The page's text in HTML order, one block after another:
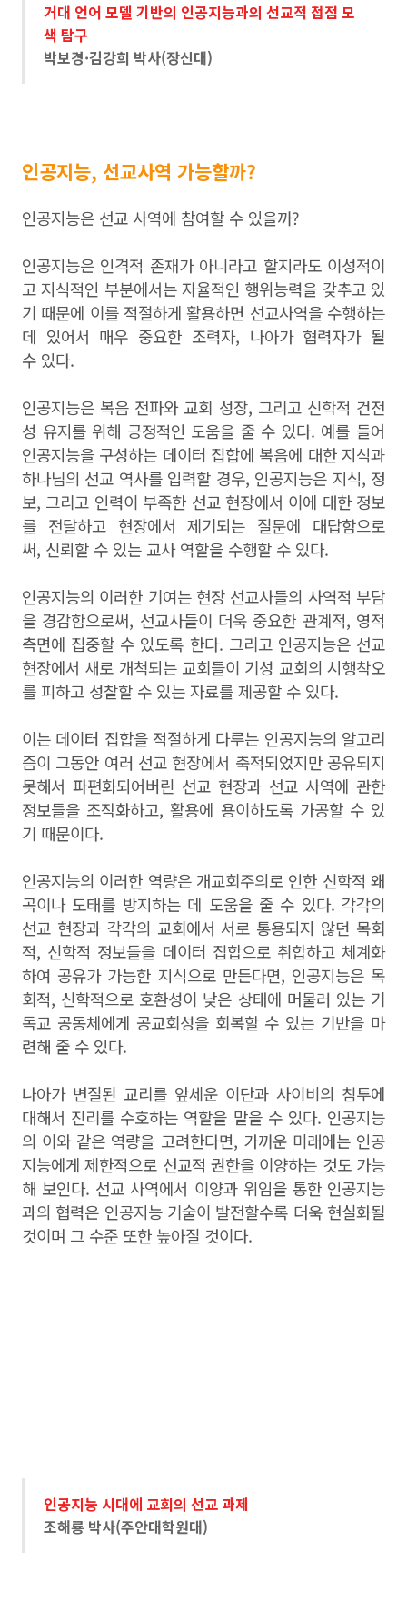
거대 언어 모델 기반의 인공지능과의 선교적 접점 모
색 탐구
박보경·김강희 박사(장신대)
인공지능, 선교사역 가능할까?
인공지능은 선교 사역에 참여할 수 있을까?
인공지능은 인격적 존재가 아니라고 할지라도 이성적이
고 지식적인 부분에서는 자율적인 행위능력을 갖추고 있
기 때문에 이를 적절하게 활용하면 선교사역을 수행하는
데 있어서 매우 중요한 조력자, 나아가 협력자가 될
수 있다.
인공지능은 복음 전파와 교회 성장, 그리고 신학적 건전
성 유지를 위해 긍정적인 도움을 줄 수 있다. 예를 들어
인공지능을 구성하는 데이터 집합에 복음에 대한 지식과
하나님의 선교 역사를 입력할 경우, 인공지능은 지식, 정
보, 그리고 인력이 부족한 선교 현장에서 이에 대한 정보
를 전달하고 현장에서 제기되는 질문에 대답함으로
써, 신뢰할 수 있는 교사 역할을 수행할 수 있다.
인공지능의 이러한 기여는 현장 선교사들의 사역적 부담
을 경감함으로써, 선교사들이 더욱 중요한 관계적, 영적
측면에 집중할 수 있도록 한다. 그리고 인공지능은 선교
현장에서 새로 개척되는 교회들이 기성 교회의 시행착오
를 피하고 성찰할 수 있는 자료를 제공할 수 있다.
이는 데이터 집합을 적절하게 다루는 인공지능의 알고리
즘이 그동안 여러 선교 현장에서 축적되었지만 공유되지
못해서 파편화되어버린 선교 현장과 선교 사역에 관한
정보들을 조직화하고, 활용에 용이하도록 가공할 수 있
기 때문이다.
인공지능의 이러한 역량은 개교회주의로 인한 신학적 왜
곡이나 도태를 방지하는 데 도움을 줄 수 있다. 각각의
선교 현장과 각각의 교회에서 서로 통용되지 않던 목회
적, 신학적 정보들을 데이터 집합으로 취합하고 체계화
하여 공유가 가능한 지식으로 만든다면, 인공지능은 목
회적, 신학적으로 호환성이 낮은 상태에 머물러 있는 기
독교 공동체에게 공교회성을 회복할 수 있는 기반을 마
련해 줄 수 있다.
나아가 변질된 교리를 앞세운 이단과 사이비의 침투에
대해서 진리를 수호하는 역할을 맡을 수 있다. 인공지능
의 이와 같은 역량을 고려한다면, 가까운 미래에는 인공
지능에게 제한적으로 선교적 권한을 이양하는 것도 가능
해 보인다. 선교 사역에서 이양과 위임을 통한 인공지능
과의 협력은 인공지능 기술이 발전할수록 더욱 현실화될
것이며 그 수준 또한 높아질 것이다.
인공지능 시대에 교회의 선교 과제
조해룡 박사(주안대학원대)